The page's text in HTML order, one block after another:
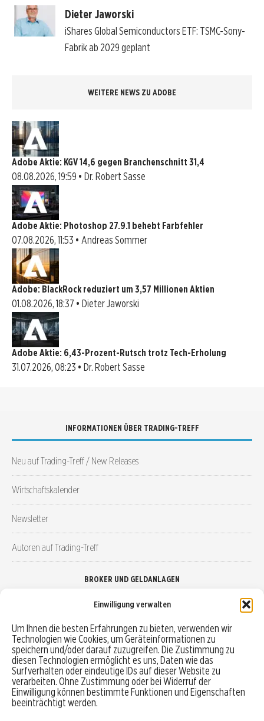
Einwilligung verwalten
Um Ihnen die besten Erfahrungen zu bieten, verwenden wir
Technologien wie Cookies, um Geräteinformationen zu
speichern und/oder darauf zuzugreifen. Die Zustimmung zu
diesen Technologien ermöglicht es uns, Daten wie das
Surfverhalten oder eindeutige IDs auf dieser Website zu
verarbeiten. Ohne Zustimmung oder bei Widerruf der
Einwilligung können bestimmte Funktionen und Eigenschaften
beeinträchtigt werden.
Dieter Jaworski
iShares Global Semiconductors ETF: TSMC-Sony-
Fabrik ab 2029 geplant
WEITERE NEWS ZU ADOBE
Adobe Aktie: KGV 14,6 gegen Branchenschnitt 31,4
08.08.2026, 19:59 • Dr. Robert Sasse
Adobe Aktie: Photoshop 27.9.1 behebt Farbfehler
07.08.2026, 11:53 • Andreas Sommer
Adobe: BlackRock reduziert um 3,57 Millionen Aktien
01.08.2026, 18:37 • Dieter Jaworski
Adobe Aktie: 6,43-Prozent-Rutsch trotz Tech-Erholung
31.07.2026, 08:23 • Dr. Robert Sasse
INFORMATIONEN ÜBER TRADING-TREFF
Neu auf Trading-Treff / New Releases
Wirtschaftskalender
Newsletter
Autoren auf Trading-Treff
BROKER UND GELDANLAGEN
Robo-Advisor vergleichen
Depotvergleich
Festgeld vergleichen